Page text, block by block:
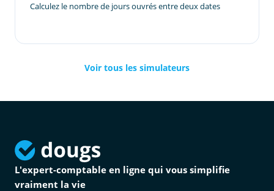
Calculez le nombre de jours ouvrés entre deux dates
Voir tous les simulateurs
L'expert-comptable en ligne qui vous simplifie
vraiment la vie